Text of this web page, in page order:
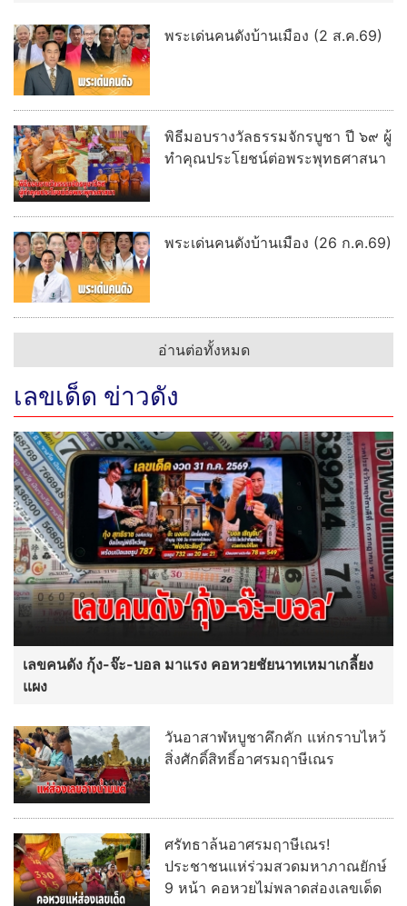
พระเด่นคนดังบ้านเมือง (2 ส.ค.69)
พิธีมอบรางวัลธรรมจักรบูชา ปี ๖๙ ผู้
ทำคุณประโยชน์ต่อพระพุทธศาสนา
พระเด่นคนดังบ้านเมือง (26 ก.ค.69)
อ่านต่อทั้งหมด
เลขเด็ด ข่าวดัง
เลขคนดัง กุ้ง-จ๊ะ-บอล มาแรง คอหวยชัยนาทเหมาเกลี้ยง
แผง
วันอาสาฬหบูชาคึกคัก แห่กราบไหว้
สิ่งศักดิ์สิทธิ์อาศรมฤาษีเณร
ศรัทธาล้นอาศรมฤาษีเณร!
ประชาชนแห่ร่วมสวดมหาภาณยักษ์
9 หน้า คอหวยไม่พลาดส่องเลขเด็ด